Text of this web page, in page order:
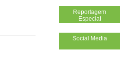
Reportagem
Especial
Social Media